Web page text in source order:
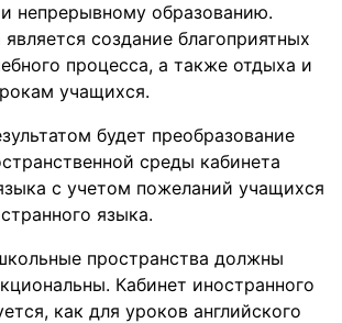
непрерывному образованию.
создание благоприятных
процесса, а также отдыха и
учащихся.
будет преобразование
среды кабинета
с учетом пожеланий учащихся
языка.
пространства должны
Кабинет иностранного
как для уроков английского